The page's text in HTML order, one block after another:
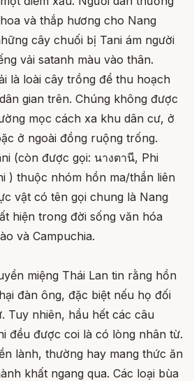
và thắp hương cho Nang
cây chuối bị Tani ám người
vải satanh màu vào thân.
là loài cây trồng để thu hoạch
gian trên. Chúng không được
mọc cách xa khu dân cư, ở
ở ngoài đồng ruộng trống.
(còn được gọi: นางตานี, Phi
) thuộc nhóm hồn ma/thần liên
vật có tên gọi chung là Nang
hiện trong đời sống văn hóa
và Campuchia.
miệng Thái Lan tin rằng hồn
đàn ông, đặc biệt nếu họ đối
Tuy nhiên, hầu hết các câu
đều được coi là có lòng nhân từ.
lành, thường hay mang thức ăn
khất ngang qua. Các loại bùa